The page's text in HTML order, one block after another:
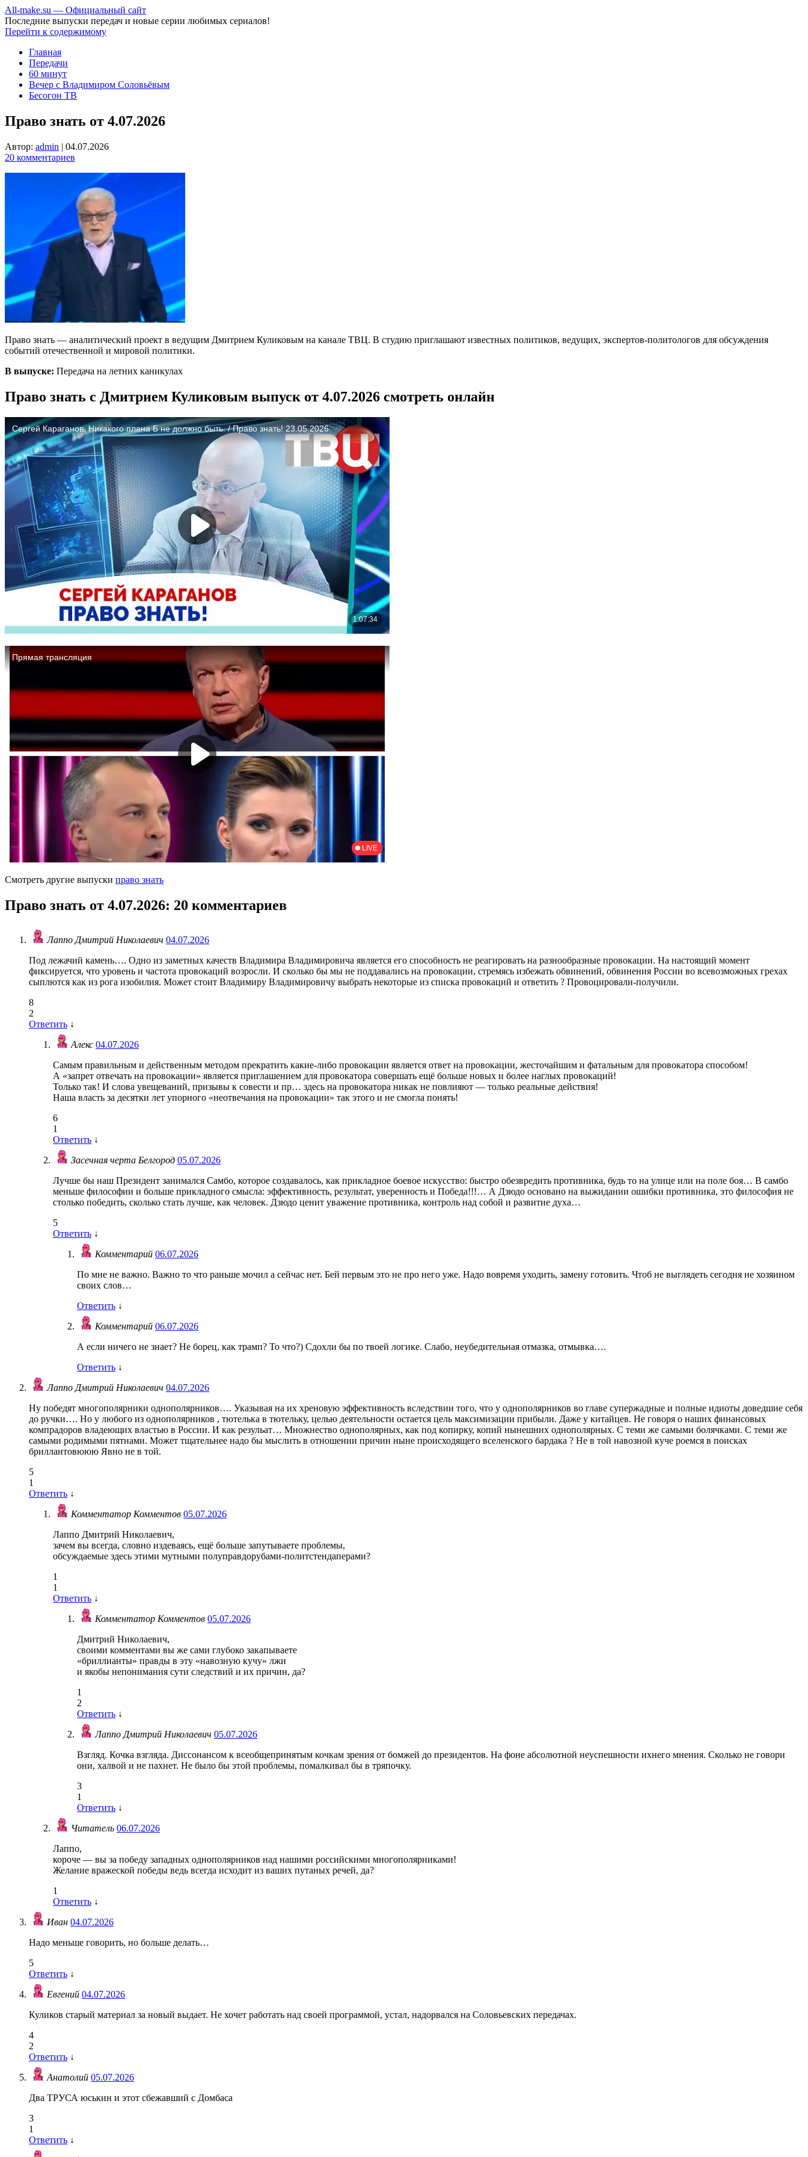
All-make.su — Официальный сайт
Последние выпуски передач и новые серии любимых сериалов!
Перейти к содержимому
Главная
Передачи
60 минут
Вечер с Владимиром Соловьёвым
Бесогон ТВ
Право знать от 4.07.2026
Автор: admin | 04.07.2026
20 комментариев
Право знать — аналитический проект в ведущим Дмитрием Куликовым на канале ТВЦ. В студию приглашают известных политиков, ведущих, экспертов-политологов для обсуждения
событий отечественной и мировой политики.
В выпуске: Передача на летних каникулах
Право знать с Дмитрием Куликовым выпуск от 4.07.2026 смотреть онлайн
Смотреть другие выпуски право знать
Право знать от 4.07.2026: 20 комментариев
Лаппо Дмитрий Николаевич 04.07.2026
Под лежачий камень…. Одно из заметных качеств Владимира Владимировича является его способность не реагировать на разнообразные провокации. На настоящий момент
фиксируется, что уровень и частота провокаций возросли. И сколько бы мы не поддавались на провокации, стремясь избежать обвинений, обвинения России во всевозможных грехах
сыплются как из рога изобилия. Может стоит Владимиру Владимировичу выбрать некоторые из списка провокаций и ответить ? Провоцировали-получили.
8
2
Ответить ↓
Алекс 04.07.2026
Самым правильным и действенным методом прекратить какие-либо провокации является ответ на провокации, жесточайшим и фатальным для провокатора способом!
А «запрет отвечать на провокации» является приглашением для провокатора совершать ещё больше новых и более наглых провокаций!
Только так! И слова увещеваний, призывы к совести и пр… здесь на провокатора никак не повлияют — только реальные действия!
Наша власть за десятки лет упорного «неотвечания на провокации» так этого и не смогла понять!
6
1
Ответить ↓
Засечная черта Белгород 05.07.2026
Лучше бы наш Президент занимался Самбо, которое создавалось, как прикладное боевое искусство: быстро обезвредить противника, будь то на улице или на поле боя… В самбо
меньше философии и больше прикладного смысла: эффективность, результат, уверенность и Победа!!!… А Дзюдо основано на выжидании ошибки противника, это философия не
столько победить, сколько стать лучше, как человек. Дзюдо ценит уважение противника, контроль над собой и развитие духа…
5
Ответить ↓
Комментарий 06.07.2026
По мне не важно. Важно то что раньше мочил а сейчас нет. Бей первым это не про него уже. Надо вовремя уходить, замену готовить. Чтоб не выглядеть сегодня не хозяином
своих слов…
Ответить ↓
Комментарий 06.07.2026
А если ничего не знает? Не борец, как трамп? То что?) Сдохли бы по твоей логике. Слабо, неубедительная отмазка, отмывка….
Ответить ↓
Лаппо Дмитрий Николаевич 04.07.2026
Ну победят многополярники однополярников…. Указывая на их хреновую эффективность вследствии того, что у однополярников во главе супержадные и полные идиоты доведшие себя
до ручки…. Но у любого из однополярников , тютелька в тютельку, целью деятельности остается цель максимизации прибыли. Даже у китайцев. Не говоря о наших финансовых
компрадоров владеющих властью в России. И как резульат… Множнество однополярных, как под копирку, копий нынешних однополярных. С теми же самыми болячками. С теми же
самыми родимыми пятнами. Может тщательнее надо бы мыслить в отношении причин ныне происходящего вселенского бардака ? Не в той навозной куче роемся в поисках
бриллантовююю Явно не в той.
5
1
Ответить ↓
Комментатор Комментов 05.07.2026
Лаппо Дмитрий Николаевич,
зачем вы всегда, словно издеваясь, ещё больше запутываете проблемы,
обсуждаемые здесь этими мутными полуправдорубами-политстендаперами?
1
1
Ответить ↓
Комментатор Комментов 05.07.2026
Дмитрий Николаевич,
своими комментами вы же сами глубоко закапываете
«бриллианты» правды в эту «навозную кучу» лжи
и якобы непонимания сути следствий и их причин, да?
1
2
Ответить ↓
Лаппо Дмитрий Николаевич 05.07.2026
Взгляд. Кочка взгляда. Диссонансом к всеобщепринятым кочкам зрения от бомжей до президентов. На фоне абсолютной неуспешности ихнего мнения. Сколько не говори
они, халвой и не пахнет. Не было бы этой проблемы, помалкивал бы в тряпочку.
3
1
Ответить ↓
Читатель 06.07.2026
Лаппо,
короче — вы за победу западных однополярников над нашими российскими многополярниками!
Желание вражеской победы ведь всегда исходит из ваших путаных речей, да?
1
Ответить ↓
Иван 04.07.2026
Надо меньше говорить, но больше делать…
5
Ответить ↓
Евгений 04.07.2026
Куликов старый материал за новый выдает. Не хочет работать над своей программой, устал, надорвался на Соловьевских передачах.
4
2
Ответить ↓
Анатолий 05.07.2026
Два ТРУСА юськин и этот сбежавший с Домбаса
3
1
Ответить ↓